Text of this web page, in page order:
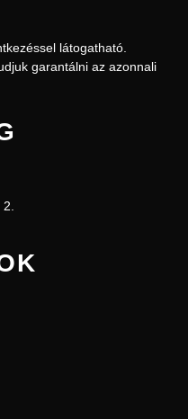
látogatható.
garantálni az azonnali